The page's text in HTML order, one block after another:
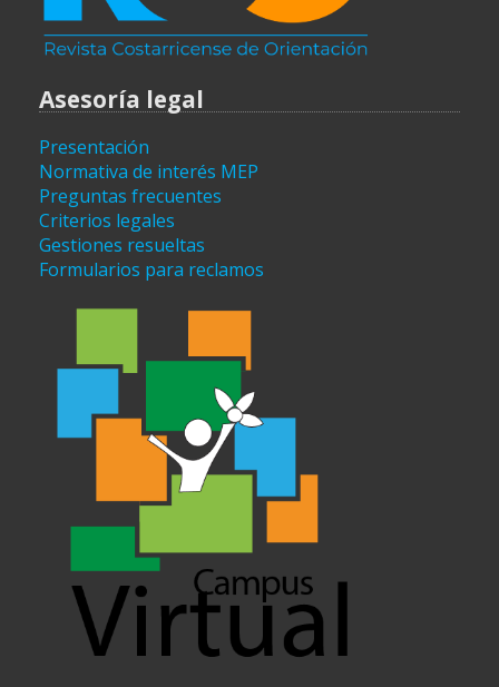
Asesoría legal
Presentación
Normativa de interés MEP
Preguntas frecuentes
Criterios legales
Gestiones resueltas
Formularios para reclamos